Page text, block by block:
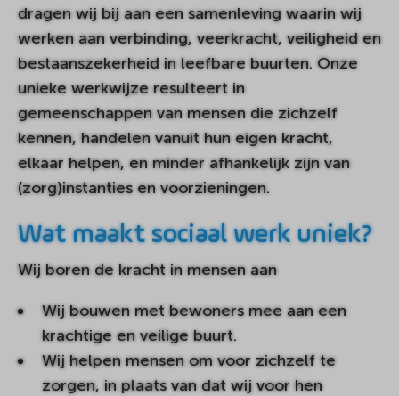
dragen wij bij aan een samenleving waarin wij
werken aan verbinding, veerkracht, veiligheid en
bestaanszekerheid in leefbare buurten. Onze
unieke werkwijze resulteert in
gemeenschappen van mensen die zichzelf
kennen, handelen vanuit hun eigen kracht,
elkaar helpen, en minder afhankelijk zijn van
(zorg)instanties en voorzieningen.
Wat maakt sociaal werk uniek?
Wij boren de kracht in mensen aan
Wij bouwen met bewoners mee aan een
krachtige en veilige buurt.
Wij helpen mensen om voor zichzelf te
zorgen, in plaats van dat wij voor hen